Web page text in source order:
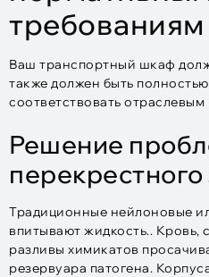
требованиям
Ваш транспортный шкаф
также должен быть
соответствовать
Решение
Традиционные нейлоновые
впитывают жидкость.. Кровь,
разливы химикатов
резервуара патогена.